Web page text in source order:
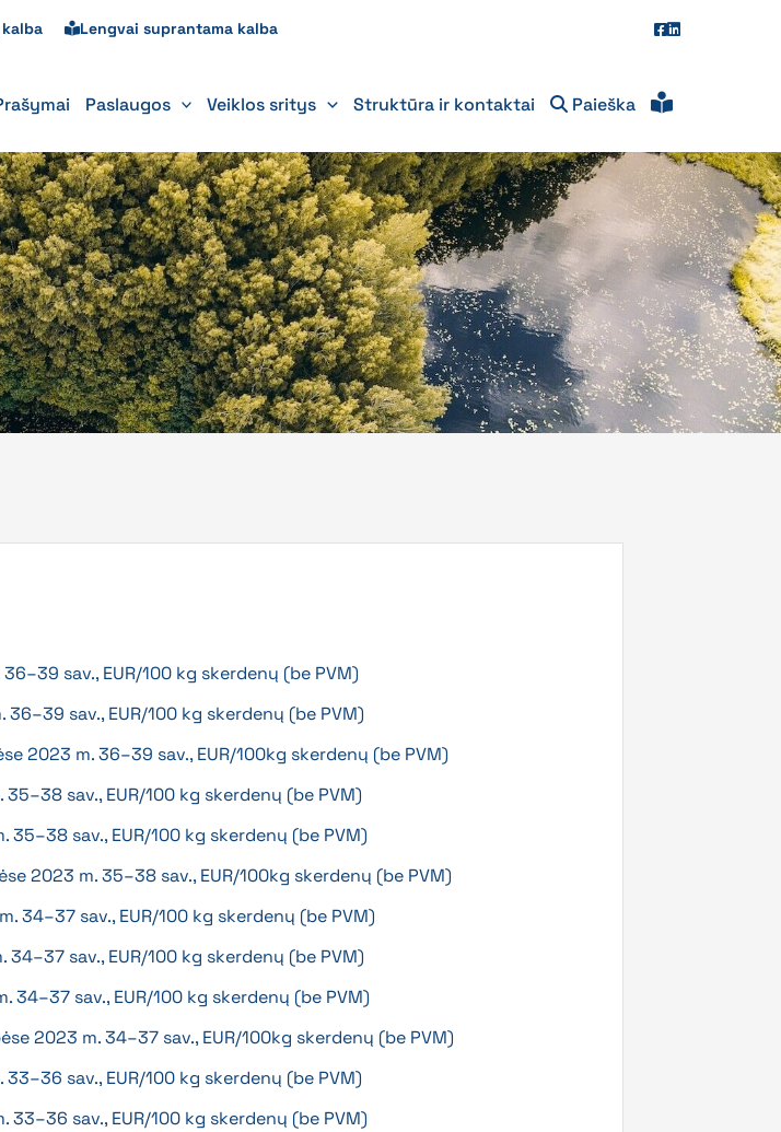
kalba Lengvai suprantama kalba
Paslaugos Veiklos sritys Struktūra ir kontaktai Paieška
sav., EUR/100 kg skerdenų (be PVM)
sav., EUR/100 kg skerdenų (be PVM)
2023 m. 36–39 sav., EUR/100kg skerdenų (be PVM)
sav., EUR/100 kg skerdenų (be PVM)
sav., EUR/100 kg skerdenų (be PVM)
2023 m. 35–38 sav., EUR/100kg skerdenų (be PVM)
34–37 sav., EUR/100 kg skerdenų (be PVM)
sav., EUR/100 kg skerdenų (be PVM)
sav., EUR/100 kg skerdenų (be PVM)
2023 m. 34–37 sav., EUR/100kg skerdenų (be PVM)
sav., EUR/100 kg skerdenų (be PVM)
sav., EUR/100 kg skerdenų (be PVM)